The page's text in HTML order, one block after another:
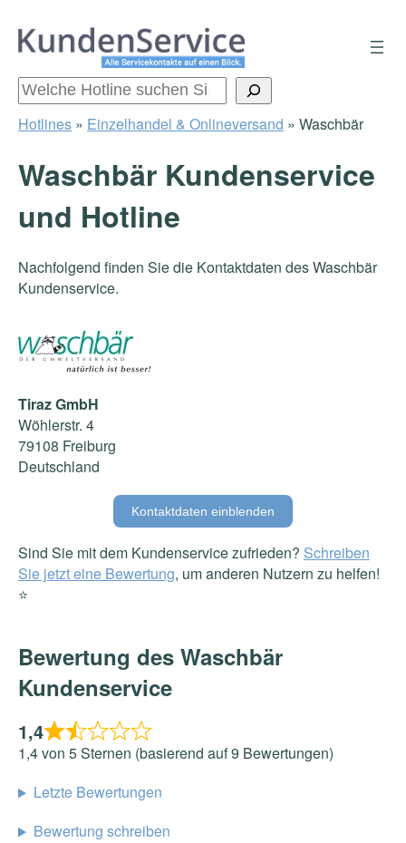
Zum
Inhalt
Suchen
Hotlines » Einzelhandel & Onlineversand » Waschbär
Waschbär Kundenservice
und Hotline
Nachfolgend finden Sie die Kontaktdaten des Waschbär
Kundenservice.
Tiraz GmbH
Wöhlerstr. 4
79108 Freiburg
Deutschland
Kontaktdaten einblenden
Sind Sie mit dem Kundenservice zufrieden? Schreiben
Sie jetzt eine Bewertung, um anderen Nutzern zu helfen!
⭐️
Bewertung des Waschbär
Kundenservice
1,4
1,4 von 5 Sternen (basierend auf 9 Bewertungen)
Letzte Bewertungen
Bewertung schreiben